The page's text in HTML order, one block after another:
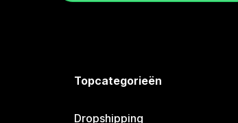
Topcategorieën
Dropshipping